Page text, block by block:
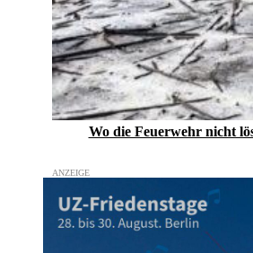
Wo die Feuerwehr nicht